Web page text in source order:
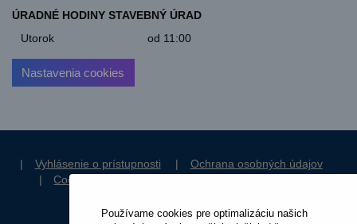
ÚRADNÉ HODINY STAVEBNÝ ÚRAD
Utorok
od 11:00
Nastavenia cookies
| Vyhlásenie o prístupnosti |
Ochrana osobných údajov
|
Cookies
Používame cookies pre optimalizáciu našich